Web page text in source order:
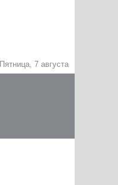
Пятница, 7 августа